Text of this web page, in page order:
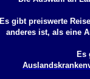
Es gibt preiswerte
anderes ist, als eine
Es